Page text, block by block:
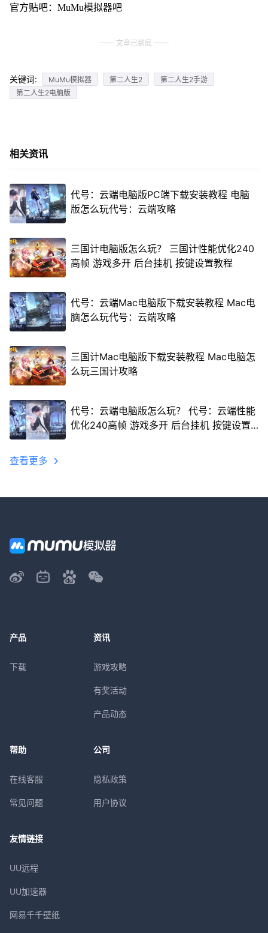
官方贴吧：MuMu模拟器吧
文章已到底
关键词: MuMu模拟器 第二人生2
第二人生2手游
第二人生2电脑版
相关资讯
代号：云端电脑版PC端下载安装教程 电脑
版怎么玩代号：云端攻略
三国计电脑版怎么玩？ 三国计性能优化240
高帧 游戏多开 后台挂机 按键设置教程
代号：云端Mac电脑版下载安装教程 Mac电
脑怎么玩代号：云端攻略
三国计Mac电脑版下载安装教程 Mac电脑怎
么玩三国计攻略
代号：云端电脑版怎么玩？ 代号：云端性能
优化240高帧 游戏多开 后台挂机 按键设置
查看更多
产品
下载
资讯
游戏攻略
有奖活动
产品动态
帮助
在线客服
常见问题
公司
隐私政策
用户协议
友情链接
UU远程
UU加速器
网易千千壁纸